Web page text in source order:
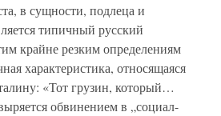
в сущности, подлеца и
типичный русский
крайне резким определениям
характеристика, относящаяся
«Тот грузин, который…
обвинением в „социал-